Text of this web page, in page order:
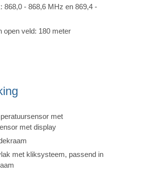
868,0 - 868,6 MHz en 869,4 -
open veld: 180 meter
met
met display
met kliksysteem, passend in